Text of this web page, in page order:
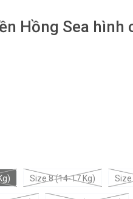
Hồng Sea hình
Size 8 (14-17 Kg) Size